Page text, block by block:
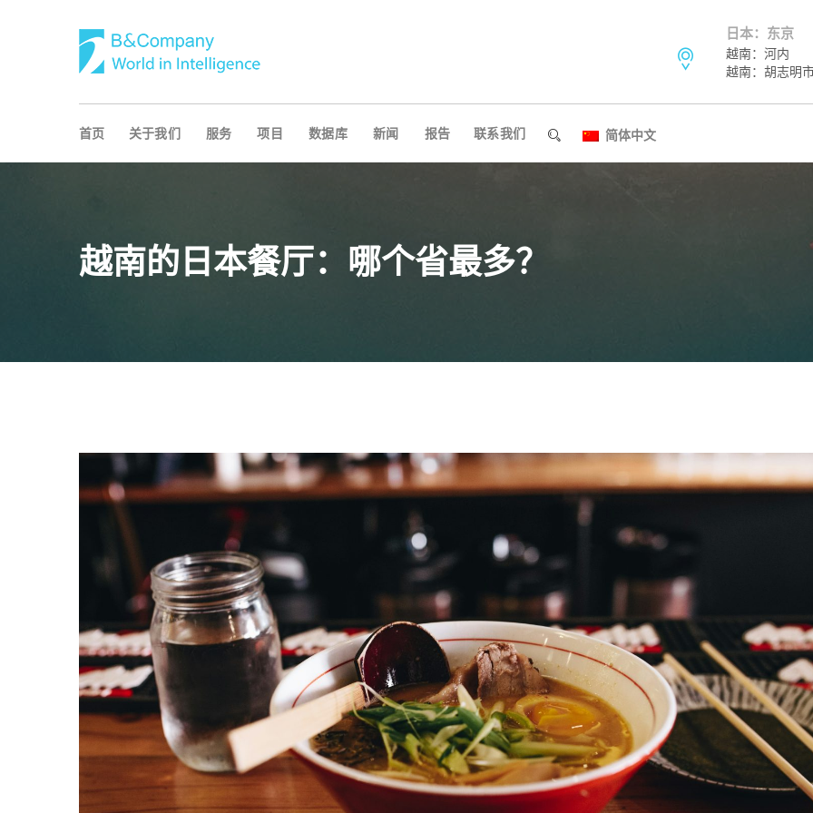
日本：东京
越南：河内
越南：胡志明
首页 关于我们 服务 项目 数据库 新闻 报告 联系我们 简体中文
越南的日本餐厅：哪个省最多？
订阅新闻通讯